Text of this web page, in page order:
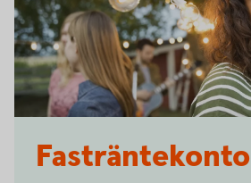
Fasträntekonto